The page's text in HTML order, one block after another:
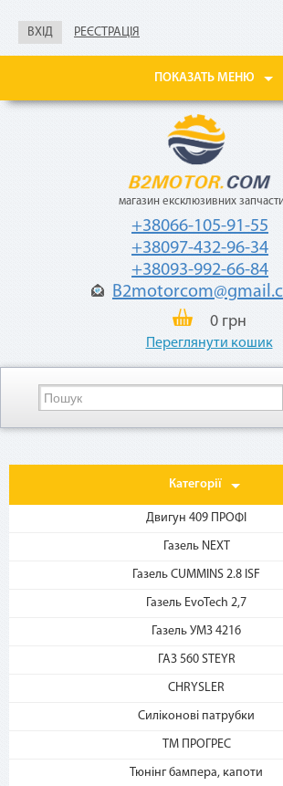
ВХІД РЕЄСТРАЦІЯ
ПОКАЗАТЬ МЕНЮ
магазин ексклюзивних
+38066-105-91-55
+38097-432-96-34
+38093-992-66-84
0 грн
Переглянути кошик
Категорії
Двигун 409 ПРОФІ
Газель NEXT
Газель CUMMINS 2.8 ISF
Газель EvoTech 2,7
Газель УМЗ 4216
ГАЗ 560 STEYR
CHRYSLER
Силіконові патрубки
ТМ ПРОГРЕС
Тюнінг бампера, капоти
«Мгновенная рассрочка»
Как воспользоваться
1. Выберите товар
на b2motor.com и положите